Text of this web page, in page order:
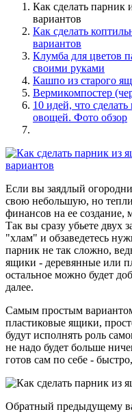
Как сделать парник
вариантов
Как сделать
вариантов
Клумба для цветов
своими руками
Кашпо из старого
Вермикомпостер
10 идей, что
овощей. Фото обзор
Если вы заядлый
свою небольшую, но
финансов на ее создание,
Так вы сразу убьете двух
"хлам" и обзаведетесь
парник не так сложно,
ящики - деревянные или
остальное можно будет
далее.
Самым простым
пластиковые ящики,
будут исполнять роль
не надо будет больше
готов сам по себе -
Обратный предыдущему